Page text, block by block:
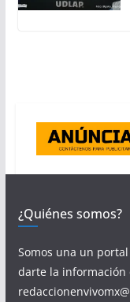
¿Quiénes somos?
Somos una un
darte la información